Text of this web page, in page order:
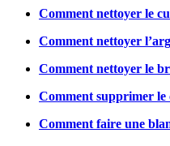
Comment nettoyer le
Comment nettoyer
Comment nettoyer le
Comment supprimer le
Comment faire une